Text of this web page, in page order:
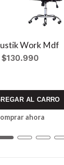
Work Mdf
$130.990
AL CARRO
ahora